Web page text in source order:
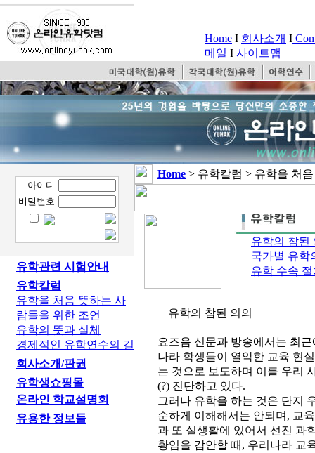
Home I 회사소개 I
메일 I 사이트맵
아이디
비밀번호
유학관련 시험안내
유학칼럼
유학을 처음 뜻하는 사
람들을 위한 조언
유학의 뜻과 실체
경제적인 유학연수의 길
회사소개/판권
유학생쇼핑몰
온라인 학교설명회
유용한 정보들
Home > 유학칼럼 > 유학을 처
유학의 참된
국가별 유학
유학 수속
유학의 참된 의의
요즈음 신문과 방송에서는 최
나라 학생들이 열악한 교육 현
는 것으로 보도하며 이를 우리
(?) 진단하고 있다.
그러나 유학을 하는 것은 단지
순하게 이해해서는 안되며, 교
과 또 실생활에 있어서 선진 과
황임을 감안할 때, 우리나라 교